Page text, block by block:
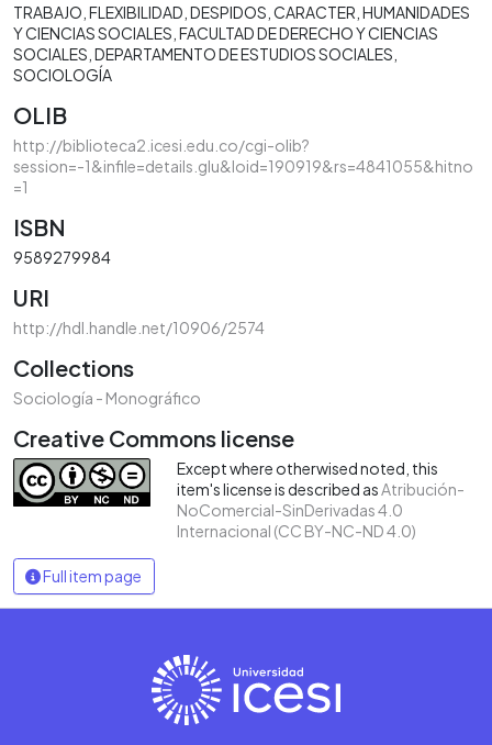
TRABAJO FLEXIBILIDAD DESPIDOS CARACTER HUMANIDADES
Y CIENCIAS SOCIALES FACULTAD DE DERECHO Y CIENCIAS
SOCIALES DEPARTAMENTO DE ESTUDIOS SOCIALES
SOCIOLOGÍA
OLIB
http://biblioteca2.icesi.edu.co/cgi-olib?
session=-1&infile=details.glu&loid=190919&rs=4841055&hitno
=1
ISBN
9589279984
URI
http://hdl.handle.net/10906/2574
Collections
Sociología - Monográfico
Creative Commons license
Except where otherwised noted, this
item's license is described asAtribución-
NoComercial-SinDerivadas 4.0
Internacional (CC BY-NC-ND 4.0)
Full item page